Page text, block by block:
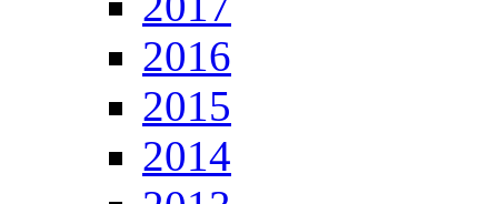
2016
2015
2014